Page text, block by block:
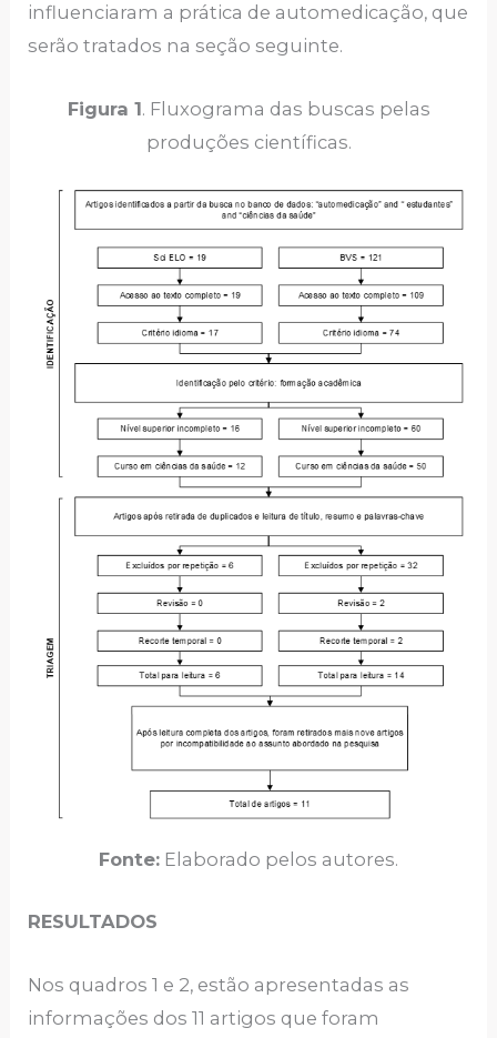
influenciaram a prática de automedicação, que
serão tratados na seção seguinte.
Figura 1. Fluxograma das buscas pelas
produções científicas.
Fonte: Elaborado pelos autores.
RESULTADOS
Nos quadros 1 e 2, estão apresentadas as
informações dos 11 artigos que foram